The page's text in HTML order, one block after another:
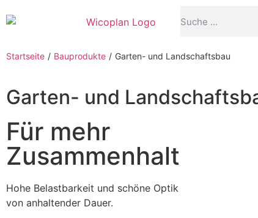
Startseite / Bauprodukte / Garten- und Landschaftsbau
Garten- und
Für mehr
Zusammenhalt
Hohe Belastbarkeit und schöne Optik
von anhaltender Dauer.